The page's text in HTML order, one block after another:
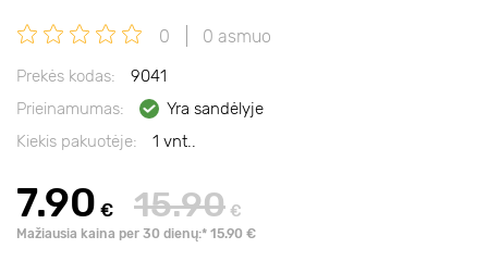
0 0 asmuo
Prekės kodas:
9041
Prieinamumas:
Yra sandėlyje
Kiekis pakuotėje:
1 vnt..
7.90 € 15.90 €
Mažiausia kaina per 30 dienų:* 15.90 €